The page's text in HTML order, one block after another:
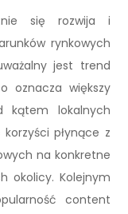
się rozwija i
rynkowych
jest trend
oznacza większy
kątem lokalnych
płynące z
na konkretne
okolicy. Kolejnym
content